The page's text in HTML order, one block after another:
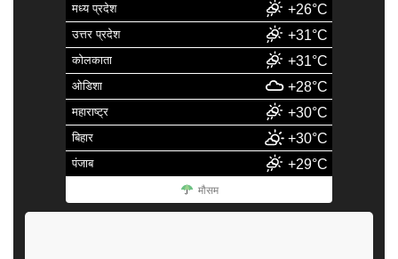
मध्य प्रदेश +26°C
उत्तर प्रदेश +31°C
कोलकाता +31°C
ओडिशा +28°C
महाराष्ट्र +30°C
बिहार +30°C
पंजाब +29°C
मौसम